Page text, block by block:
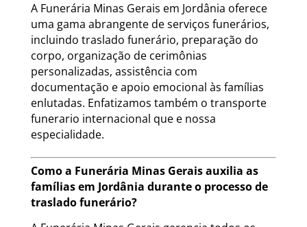
A Funerária Minas Gerais em Jordânia oferece
uma gama abrangente de serviços funerários,
incluindo traslado funerário, preparação do
corpo, organização de cerimônias
personalizadas, assistência com
documentação e apoio emocional às famílias
enlutadas. Enfatizamos também o transporte
funerario internacional que e nossa
especialidade.
Como a Funerária Minas Gerais auxilia as
famílias em Jordânia durante o processo de
traslado funerário?